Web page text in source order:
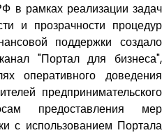
в рамках реализации задач
и прозрачности процедур
поддержки создало
"Портал для бизнеса",
оперативного доведения
предпринимательского
предоставления мер
с использованием Портала